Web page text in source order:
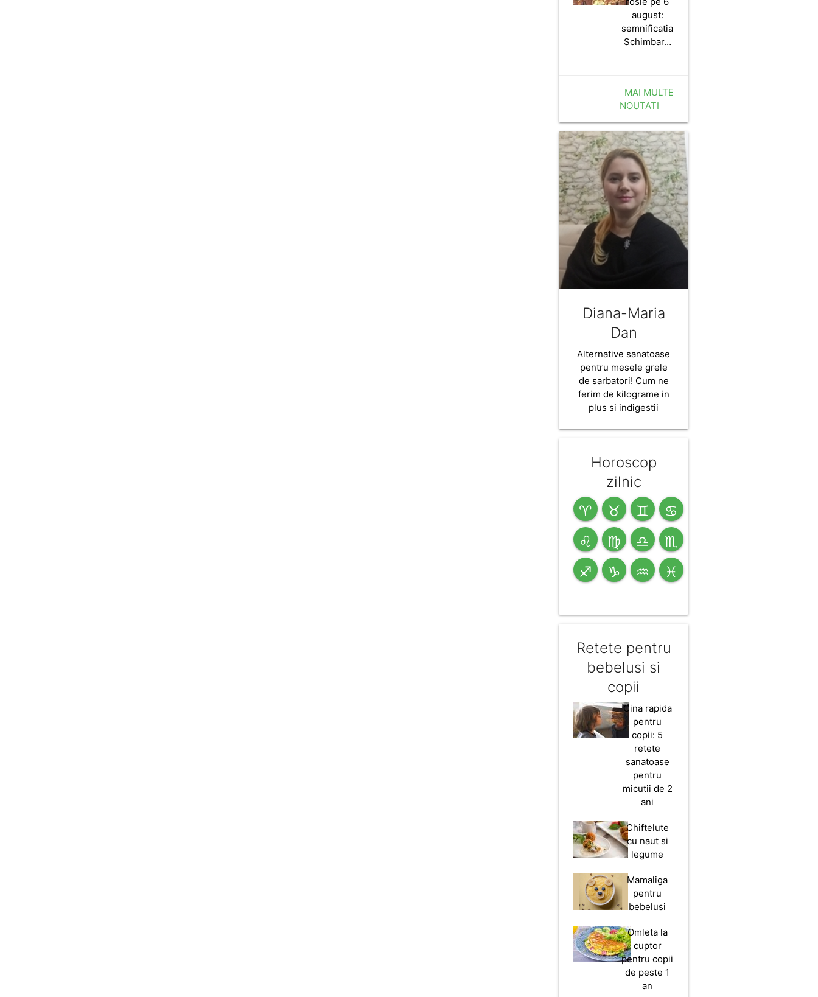
august:
semnificatia
Schimbar…
MAI MULTE
NOUTATI
Diana-Maria
Dan
Alternative sanatoase
pentru mesele grele
de sarbatori! Cum ne
ferim de kilograme in
plus si indigestii
Horoscop
zilnic
♈ ♉ ♊ ♋
♌ ♍ ♎ ♏
♐ ♑ ♒ ♓
Retete pentru
bebelusi si
copii
Cina rapida
pentru
copii: 5
retete
sanatoase
pentru
micutii de 2
ani
Chiftelute
cu naut si
legume
Mamaliga
pentru
bebelusi
Omleta la
cuptor
pentru copii
de peste 1
an